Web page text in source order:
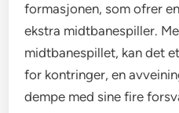
formasjonen, som ofrer
ekstra midtbanespiller.
midtbanespillet, kan det
for kontringer, en
dempe med sine fire